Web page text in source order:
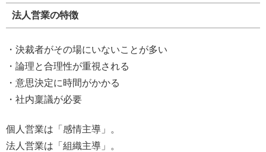
法人営業の特徴
・決裁者がその場にいないことが多い
・論理と合理性が重視される
・意思決定に時間がかかる
・社内稟議が必要
個人営業は「感情主導」。
法人営業は「組織主導」。